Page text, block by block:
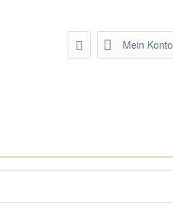
Mein Konto